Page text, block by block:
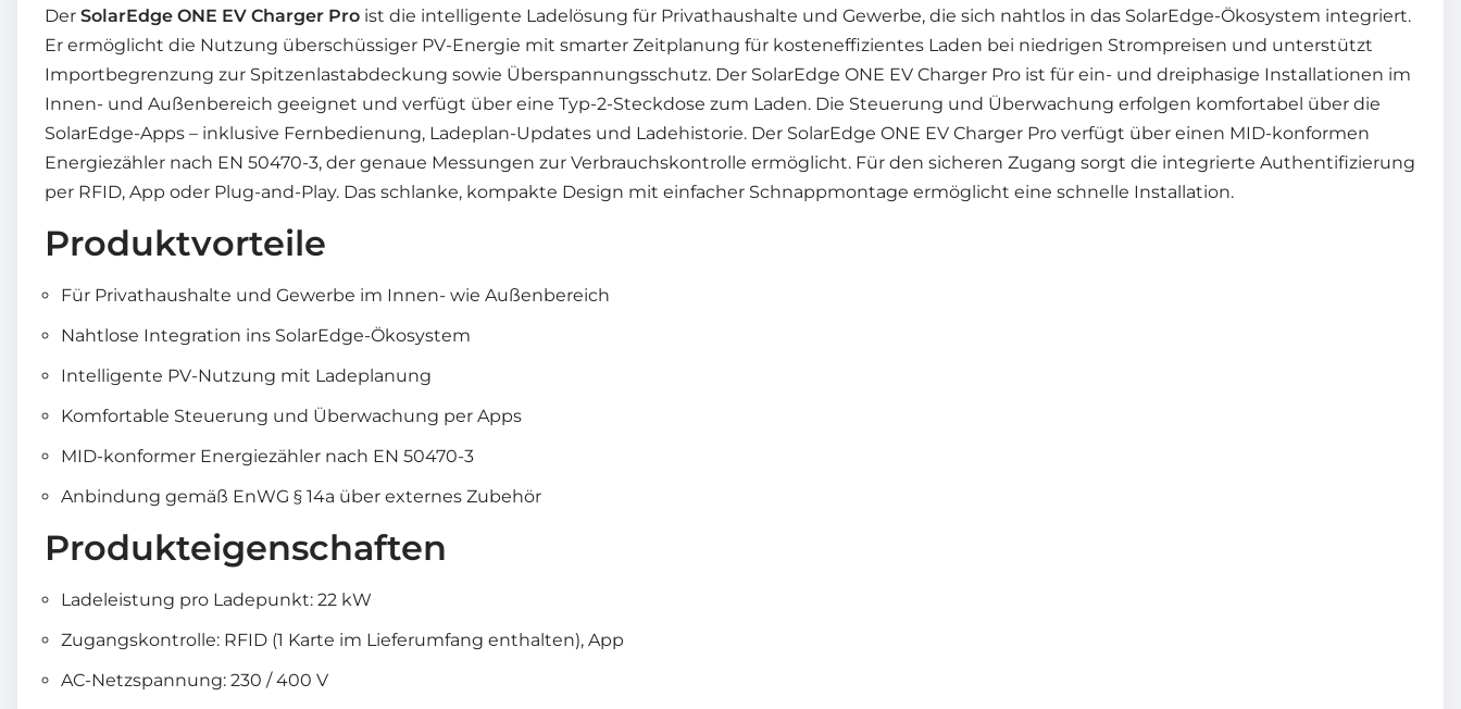
Der SolarEdge ONE EV Charger Pro ist die intelligente Ladelösung für Privathaushalte und Gewerbe, die sich nahtlos in das SolarEdge-Ökosystem integriert.
Er ermöglicht die Nutzung überschüssiger PV-Energie mit smarter Zeitplanung für kosteneffizientes Laden bei niedrigen Strompreisen und unterstützt
Importbegrenzung zur Spitzenlastabdeckung sowie Überspannungsschutz. Der SolarEdge ONE EV Charger Pro ist für ein- und dreiphasige Installationen im
Innen- und Außenbereich geeignet und verfügt über eine Typ-2-Steckdose zum Laden. Die Steuerung und Überwachung erfolgen komfortabel über die
SolarEdge-Apps – inklusive Fernbedienung, Ladeplan-Updates und Ladehistorie. Der SolarEdge ONE EV Charger Pro verfügt über einen MID-konformen
Energiezähler nach EN 50470-3, der genaue Messungen zur Verbrauchskontrolle ermöglicht. Für den sicheren Zugang sorgt die integrierte Authentifizierung
per RFID, App oder Plug-and-Play. Das schlanke, kompakte Design mit einfacher Schnappmontage ermöglicht eine schnelle Installation.
Produktvorteile
Für Privathaushalte und Gewerbe im Innen- wie Außenbereich
Nahtlose Integration ins SolarEdge-Ökosystem
Intelligente PV-Nutzung mit Ladeplanung
Komfortable Steuerung und Überwachung per Apps
MID-konformer Energiezähler nach EN 50470-3
Anbindung gemäß EnWG § 14a über externes Zubehör
Produkteigenschaften
Ladeleistung pro Ladepunkt: 22 kW
Zugangskontrolle: RFID (1 Karte im Lieferumfang enthalten), App
AC-Netzspannung: 230 / 400 V